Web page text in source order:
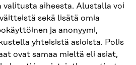
valitusta aiheesta. Alustalla voi
sekä lisätä omia
ja anonyymi,
yhteisistä asioista. Polis
ovat samaa mieltä eli asiat,